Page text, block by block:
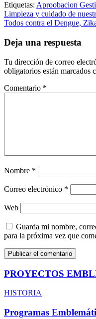
Etiquetas: Aproobacion
Navegación
de
entradas
Limpieza y cuidado de
Todos contra el Dengue,
Deja una respuesta
Tu dirección de correo
obligatorios están marcados
Comentario *
Nombre *
Correo electrónico *
Web
Guarda mi nombre,
para la próxima vez que
PROYECTOS
HISTORIA
Programas